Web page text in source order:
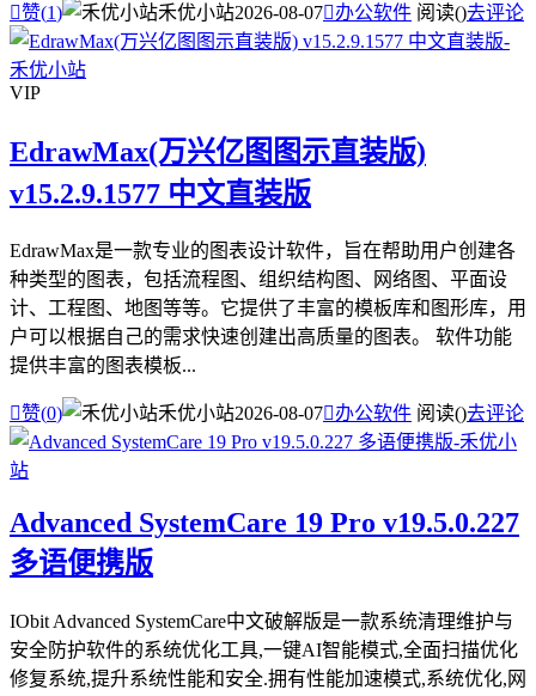
赞(1) 禾优小站2026-08-07办公软件 阅读()去评论
VIP
EdrawMax(万兴亿图图示直装版)
v15.2.9.1577 中文直装版
EdrawMax是一款专业的图表设计软件，旨在帮助用户创建各
种类型的图表，包括流程图、组织结构图、网络图、平面设
计、工程图、地图等等。它提供了丰富的模板库和图形库，用
户可以根据自己的需求快速创建出高质量的图表。 软件功能
提供丰富的图表模板...
赞(0) 禾优小站2026-08-07办公软件 阅读()去评论
Advanced SystemCare 19 Pro v19.5.0.227
多语便携版
IObit Advanced SystemCare中文破解版是一款系统清理维护与
安全防护软件的系统优化工具,一键AI智能模式,全面扫描优化
修复系统,提升系统性能和安全.拥有性能加速模式,系统优化,网